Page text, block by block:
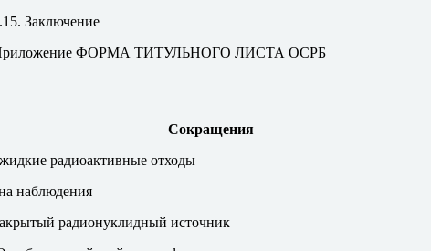
Заключение
ФОРМА ТИТУЛЬНОГО ЛИСТА ОСРБ
Сокращения
радиоактивные отходы
наблюдения
радионуклидный источник